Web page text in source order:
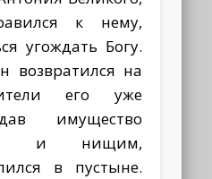
к нему,
угождать Богу.
возвратился на
его уже
имущество
и нищим,
в пустыне.